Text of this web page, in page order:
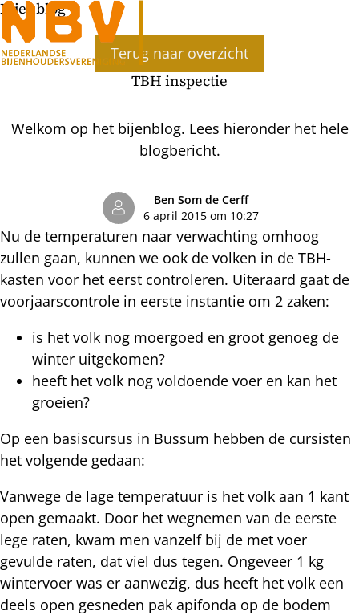
Bijenblog
Terug naar overzicht
TBH inspectie
Welkom op het bijenblog. Lees hieronder het hele
blogbericht.
Ben Som de Cerff
6 april 2015 om 10:27
Nu de temperaturen naar verwachting omhoog
zullen gaan, kunnen we ook de volken in de TBH-
kasten voor het eerst controleren. Uiteraard gaat de
voorjaarscontrole in eerste instantie om 2 zaken:
is het volk nog moergoed en groot genoeg de
winter uitgekomen?
heeft het volk nog voldoende voer en kan het
groeien?
Op een basiscursus in Bussum hebben de cursisten
het volgende gedaan:
Vanwege de lage temperatuur is het volk aan 1 kant
open gemaakt. Door het wegnemen van de eerste
lege raten, kwam men vanzelf bij de met voer
gevulde raten, dat viel dus tegen. Ongeveer 1 kg
wintervoer was er aanwezig, dus heeft het volk een
deels open gesneden pak apifonda op de bodem